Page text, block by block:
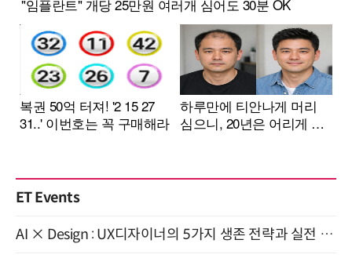
ET Events
AI × Design : UX디자이너의 5가지 생존 전략과 실전 대응 8월 28일 개최